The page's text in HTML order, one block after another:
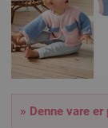
» Denne vare